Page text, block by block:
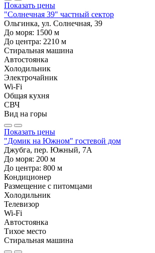
Показать цены
"Солнечная 39" частный сектор
Ольгинка, ул. Солнечная, 39
До моря: 1500 м
До центра: 2210 м
Стиральная машина
Автостоянка
Холодильник
Электрочайник
Wi-Fi
Общая кухня
СВЧ
Вид на горы
Показать цены
"Домик на Южном" гостевой дом
Джубга, пер. Южный, 7А
До моря: 200 м
До центра: 800 м
Кондиционер
Размещение с питомцами
Холодильник
Телевизор
Wi-Fi
Автостоянка
Тихое место
Стиральная машина